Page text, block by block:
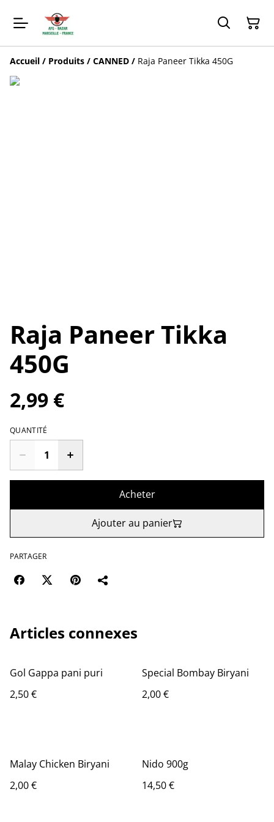
Accueil / Produits / CANNED / Raja Paneer Tikka 450G
Raja Paneer Tikka
450G
2,99 €
QUANTITÉ
Acheter
Ajouter au panier
PARTAGER
Articles connexes
Gol Gappa pani puri
2,50 €
Special Bombay Biryani
2,00 €
Malay Chicken Biryani
2,00 €
Nido 900g
14,50 €